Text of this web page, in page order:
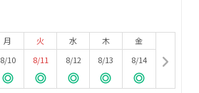
月
8/10
火
8/11
水
8/12
木
8/13
金
8/14